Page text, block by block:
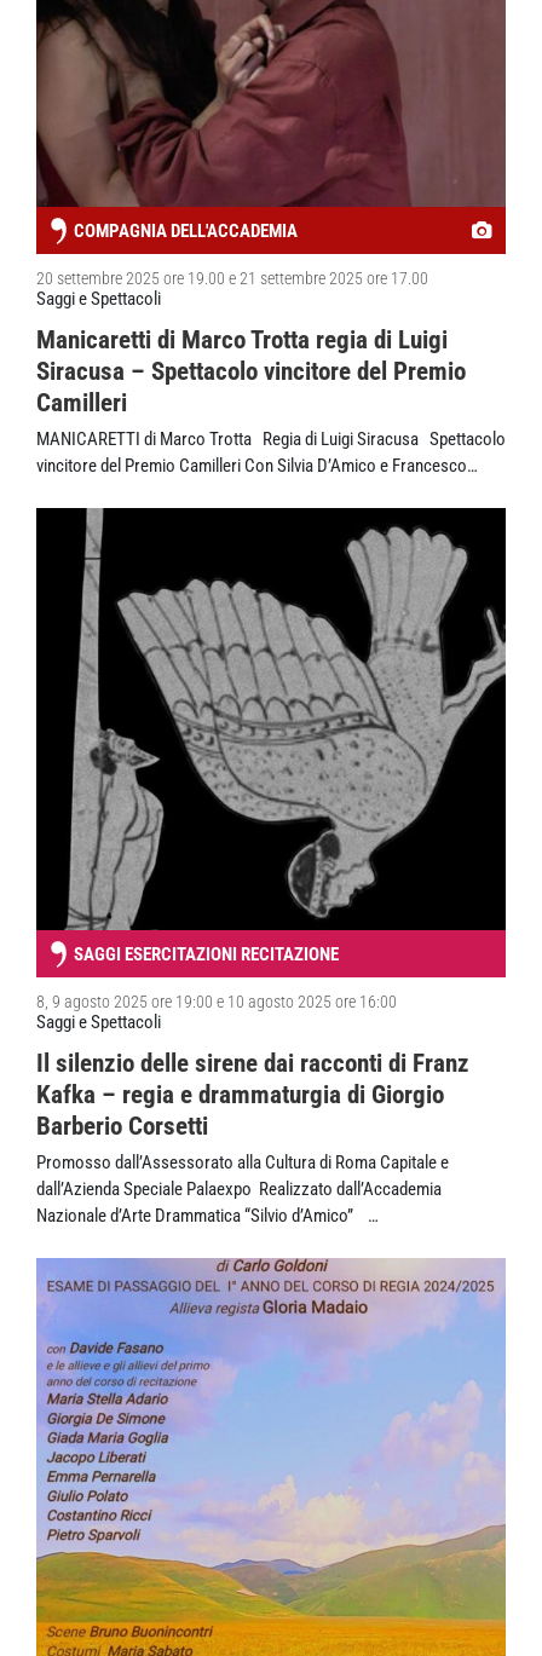
COMPAGNIA DELL'ACCADEMIA
20 settembre 2025 ore 19.00 e 21 settembre 2025 ore 17.00
Saggi e Spettacoli
Manicaretti di Marco Trotta regia di Luigi
Siracusa – Spettacolo vincitore del Premio
Camilleri
MANICARETTI di Marco Trotta Regia di Luigi Siracusa Spettacolo
vincitore del Premio Camilleri Con Silvia D’Amico e Francesco…
SAGGI ESERCITAZIONI RECITAZIONE
8, 9 agosto 2025 ore 19:00 e 10 agosto 2025 ore 16:00
Saggi e Spettacoli
Il silenzio delle sirene dai racconti di Franz
Kafka – regia e drammaturgia di Giorgio
Barberio Corsetti
Promosso dall’Assessorato alla Cultura di Roma Capitale e
dall’Azienda Speciale Palaexpo Realizzato dall’Accademia
Nazionale d’Arte Drammatica “Silvio d’Amico” …